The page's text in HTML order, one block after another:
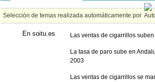
Selección de temas realizada automáticamente por
En soitu.es Las ventas de cigarrillos
La tasa de paro sube en
2003
Las ventas de cigarrillos se